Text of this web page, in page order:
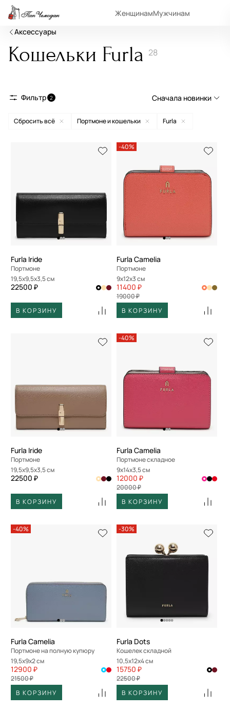
ЖенщинамМужчинам
Аксессуары
Кошельки Furla 28
Фильтр 2 Сначала новинки
Сначала новинки
Сначала популярные
По убыванию цены
По размеру скидки
Сбросить всё Портмоне и кошельки Furla
Furla Iride
Портмоне
19,5x9,5x3,5 см
22500 ₽
В КОРЗИНУ
-40%
Furla Camelia
Портмоне
9x12x3 см
11400 ₽
19000 ₽
В КОРЗИНУ
Furla Iride
Портмоне
19,5x9,5x3,5 см
22500 ₽
В КОРЗИНУ
-40%
Furla Camelia
Портмоне складное
9x14x3,5 см
12000 ₽
20000 ₽
В КОРЗИНУ
-40%
Furla Camelia
Портмоне на полную купюру
19,5x9x2 см
12900 ₽
21500 ₽
В КОРЗИНУ
-30%
Furla Dots
Кошелек складной
10,5x12x4 см
15750 ₽
22500 ₽
В КОРЗИНУ